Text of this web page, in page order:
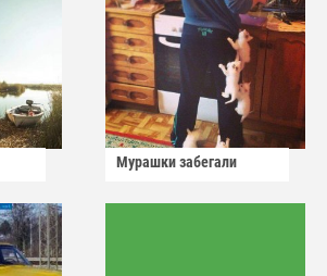
Мурашки забегали